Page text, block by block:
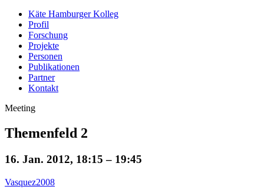
Käte Hamburger Kolleg
Profil
Forschung
Projekte
Personen
Publikationen
Partner
Kontakt
Meeting
Themenfeld 2
16. Jan. 2012, 18:15 – 19:45
Vasquez2008